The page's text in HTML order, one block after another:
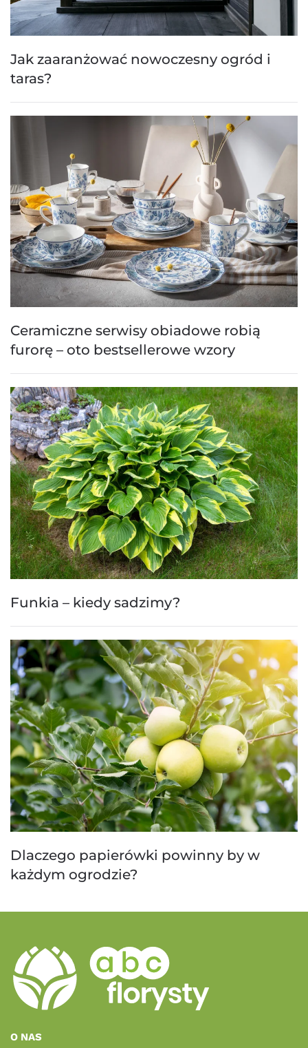
Jak zaaranżować nowoczesny ogród i
taras?
Ceramiczne serwisy obiadowe robią
furorę – oto bestsellerowe wzory
Funkia – kiedy sadzimy?
Dlaczego papierówki powinny by w
każdym ogrodzie?
O NAS